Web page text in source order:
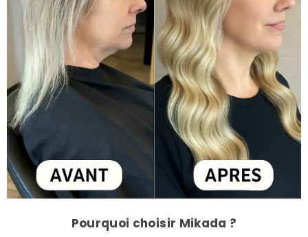
Pourquoi choisir Mikada ?